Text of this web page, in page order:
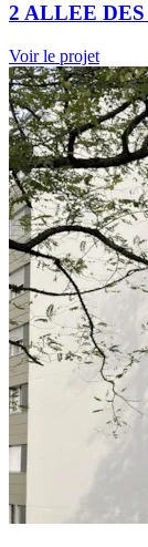
2 ALLEE
Voir le projet